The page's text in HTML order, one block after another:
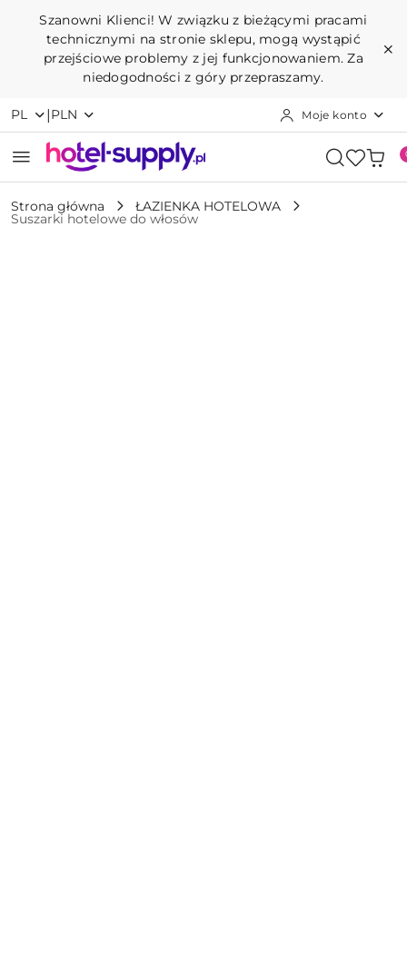
Przejdź do treści głównej
Przejdź do wyszukiwarki
Przejdź do moje konto
Przejdź do menu głównego
Przejdź do opisu produktu
Przejdź do stopki
Szanowni Klienci! W związku z bieżącymi pracami
technicznymi na stronie sklepu, mogą wystąpić
przejściowe problemy z jej funkcjonowaniem. Za
niedogodności z góry przepraszamy.
PL |PLN Moje konto
Strona główna ŁAZIENKA HOTELOWA
Suszarki hotelowe do włosów